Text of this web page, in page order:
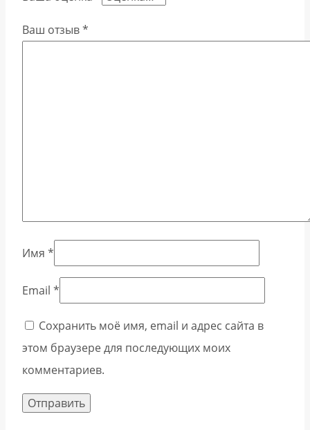
Ваш отзыв*
Имя *
Email *
Сохранить моё имя, email и адрес сайта в
этом браузере для последующих моих
комментариев.